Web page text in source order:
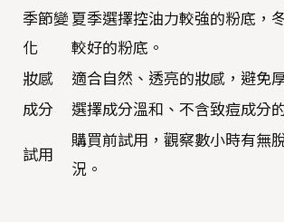
季節變
化
夏季選擇控油力較強的粉底，
較好的粉底。
妝感
適合自然、透亮的妝感，避免
成分
選擇成分溫和、不含致痘成分
試用
購買前試用，觀察數小時有無
況。